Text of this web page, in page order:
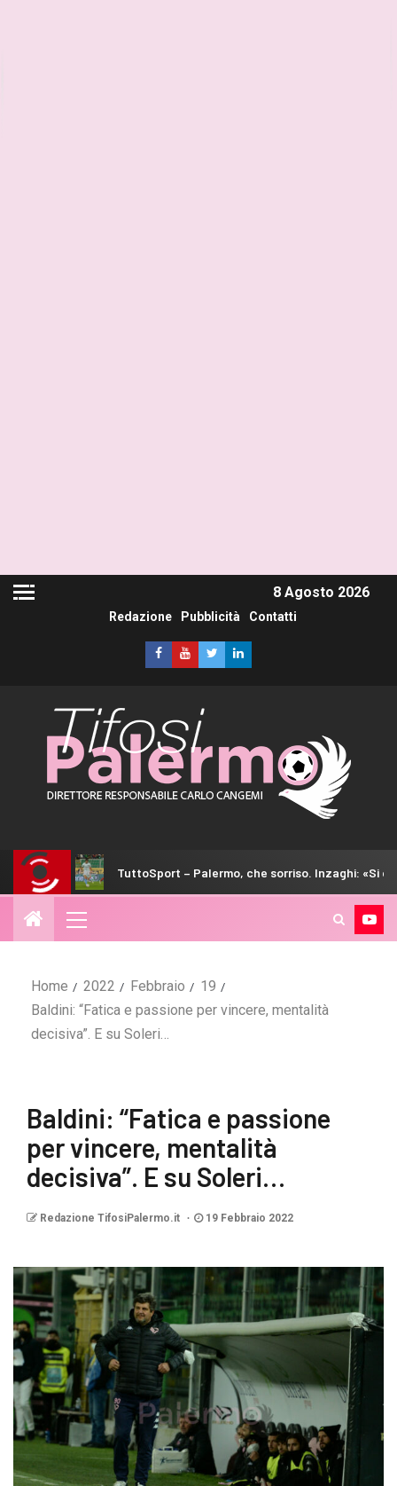
8 Agosto 2026
Redazione Pubblicità Contatti
TuttoSport – Palermo, che sorriso. Inzaghi: «Si cresce»
Home 2022 Febbraio
19
Baldini: “Fatica e passione per vincere, mentalità
decisiva”. E su Soleri…
Baldini: “Fatica e passione
per vincere, mentalità
decisiva”. E su Soleri…
Redazione TifosiPalermo.it 19 Febbraio 2022